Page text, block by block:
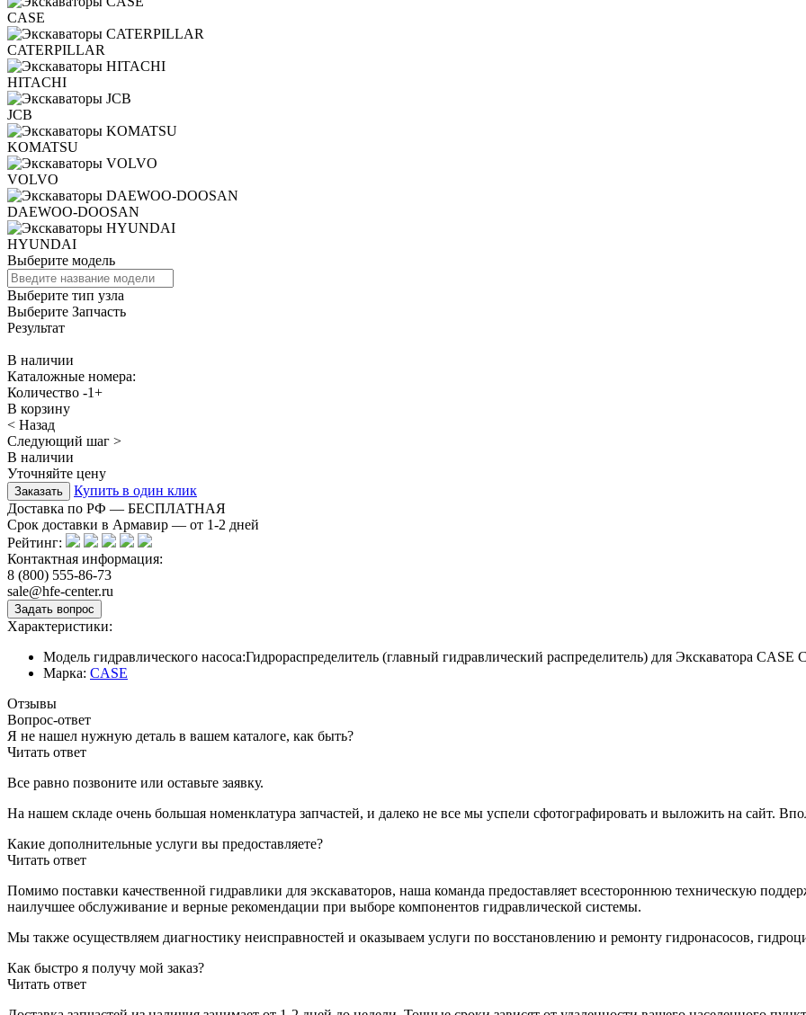
CASE
CATERPILLAR
HITACHI
JCB
KOMATSU
VOLVO
DAEWOO-DOOSAN
HYUNDAI
Выберите модель
Выберите тип узла
Выберите Запчасть
Результат
В наличии
Каталожные номера:
Количество -1+
В корзину
< Назад
Следующий шаг >
В наличии
Уточняйте цену
Купить в один клик
Доставка по РФ — БЕСПЛАТНАЯ
Срок доставки в Армавир — от 1-2 дней
Рейтинг:
Контактная информация:
8 (800) 555-86-73
sale@hfe-center.ru
Характеристики:
Модель гидравлического насоса:Гидрораспределитель (главный гидравлический распределитель) для Экскаватора CASE
Марка: CASE
Отзывы
Вопрос-ответ
Я не нашел нужную деталь в вашем каталоге, как быть?
Читать ответ
Все равно позвоните или оставьте заявку.
На нашем складе очень большая номенклатура запчастей, и далеко не все мы успели сфотографировать и выложить на сайт.
Какие дополнительные услуги вы предоставляете?
Читать ответ
Помимо поставки качественной гидравлики для экскаваторов, наша команда предоставляет всестороннюю техническую
наилучшее обслуживание и верные рекомендации при выборе компонентов гидравлической системы.
Мы также осуществляем диагностику неисправностей и оказываем услуги по восстановлению и ремонту гидронасосов,
Как быстро я получу мой заказ?
Читать ответ